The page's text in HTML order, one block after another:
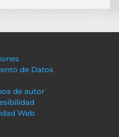
de Datos
de autor
Web